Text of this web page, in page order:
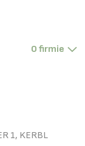
O firmie
1, KERBL